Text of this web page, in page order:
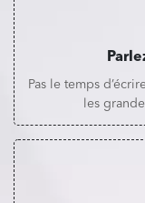
Pas le temps
les